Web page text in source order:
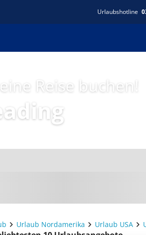
Urlaubshotline
Reise buchen!
Urlaub Nordamerika Urlaub USA